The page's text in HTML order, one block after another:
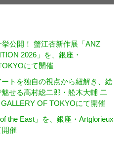
公開！ 蟹江杏新作展「ANZ
2026」を、銀座・
にて開催
トを独自の視点から紐解き、絵
せる高村総二郎・舩木大輔 二
OF TOKYOにて開催
the East」を、銀座・Artglorieux
催